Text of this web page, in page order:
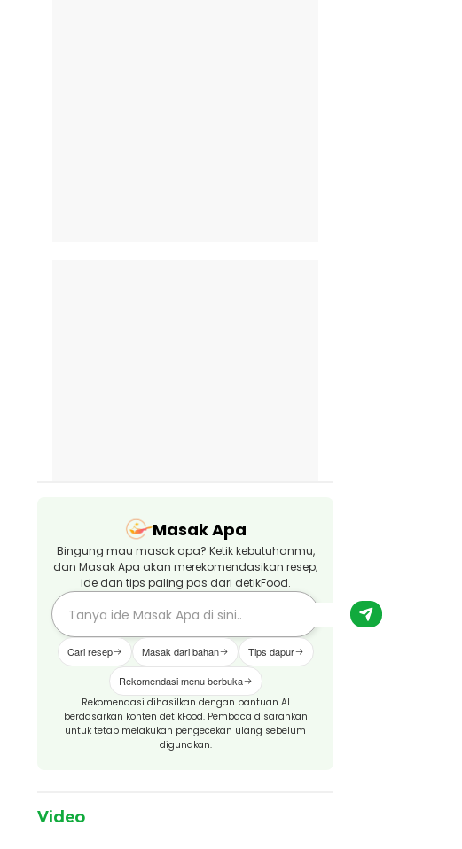
Masak Apa
Bingung mau masak apa? Ketik kebutuhanmu,
dan Masak Apa akan merekomendasikan resep,
ide dan tips paling pas dari detikFood.
Cari resep Masak dari bahan Tips dapur
Rekomendasi menu berbuka
Rekomendasi dihasilkan dengan bantuan AI
berdasarkan konten detikFood. Pembaca disarankan
untuk tetap melakukan pengecekan ulang sebelum
digunakan.
Video